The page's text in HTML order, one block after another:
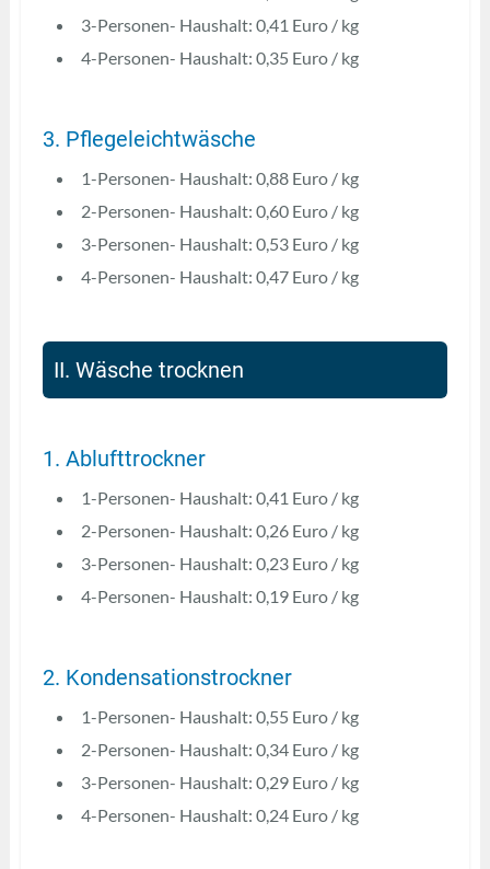
3-Personen- Haushalt: 0,41 Euro / kg
4-Personen- Haushalt: 0,35 Euro / kg
3. Pflegeleichtwäsche
1-Personen- Haushalt: 0,88 Euro / kg
2-Personen- Haushalt: 0,60 Euro / kg
3-Personen- Haushalt: 0,53 Euro / kg
4-Personen- Haushalt: 0,47 Euro / kg
II. Wäsche trocknen
1. Ablufttrockner
1-Personen- Haushalt: 0,41 Euro / kg
2-Personen- Haushalt: 0,26 Euro / kg
3-Personen- Haushalt: 0,23 Euro / kg
4-Personen- Haushalt: 0,19 Euro / kg
2. Kondensationstrockner
1-Personen- Haushalt: 0,55 Euro / kg
2-Personen- Haushalt: 0,34 Euro / kg
3-Personen- Haushalt: 0,29 Euro / kg
4-Personen- Haushalt: 0,24 Euro / kg